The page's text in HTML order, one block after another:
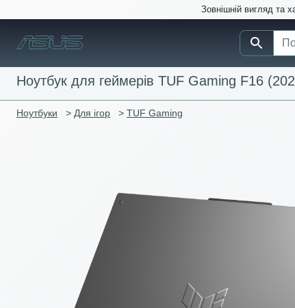
Зовнішній вигляд та
Ноутбук для геймерів TUF Gaming F16
Ноутбуки > Для ігор > TUF Gaming